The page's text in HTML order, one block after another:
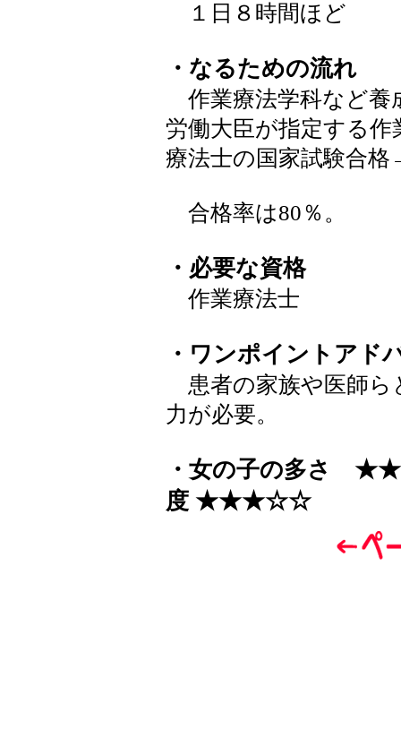
１日８時間ほど
・なるための流れ
作業療法学科など養
労働大臣が指定する
療法士の国家試験合
合格率は80％。
・必要な資格
作業療法士
・ワンポイントアド
患者の家族や医師ら
力が必要。
・女の子の多さ
度 ★★★☆☆